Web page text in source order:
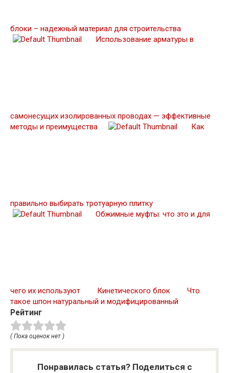
блоки – надежный материал для строительства
Использование арматуры в
самонесущих изолированных проводах — эффективные
методы и преимущества
Как
правильно выбирать тротуарную плитку
Обжимные муфты: что это и для
чего их используют Кинетического блок
Что
такое шпон натуральный и модифицированный
Рейтинг
( Пока оценок нет )
Понравилась статья? Поделиться с